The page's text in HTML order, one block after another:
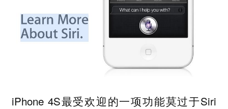
iPhone 4S最受欢迎的一项功能莫过于Siri